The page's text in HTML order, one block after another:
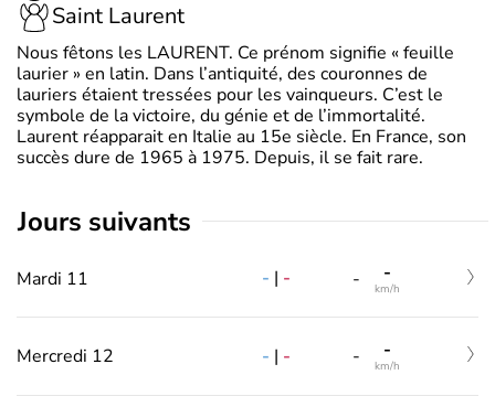
Saint Laurent
Nous fêtons les LAURENT. Ce prénom signifie « feuille
laurier » en latin. Dans l’antiquité, des couronnes de
lauriers étaient tressées pour les vainqueurs. C’est le
symbole de la victoire, du génie et de l’immortalité.
Laurent réapparait en Italie au 15e siècle. En France, son
succès dure de 1965 à 1975. Depuis, il se fait rare.
jours suivants
Mardi 11 - | - - -
km/h
Mercredi 12 - | - - -
km/h